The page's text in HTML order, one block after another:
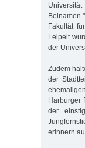
Beinamen
Fakultät
Leipelt
der
Zudem
der
Harburger
der
erinnern